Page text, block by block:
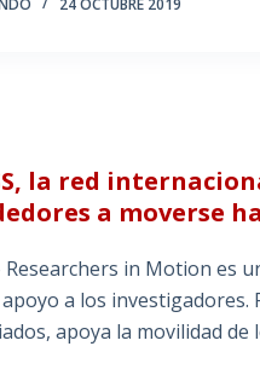
24 OCTUBRE 2019
la red
a moverse
– Researchers in Motion
a los
apoya la movilidad